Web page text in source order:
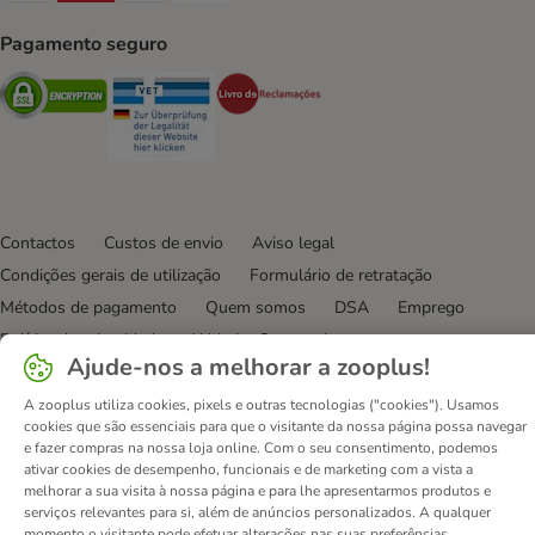
Pagamento seguro
Security Security
Contactos Custos de envio
Aviso legal
Condições gerais de utilização
Formulário de retratação
Métodos de pagamento
Quem somos DSA
Emprego
Política de privacidade
Website Corporativo
Declaração de acessibilidade
© zooplus SE 2026
Ajude-nos a melhorar a zooplus!
A zooplus utiliza cookies, pixels e outras tecnologias ("cookies"). Usamos
cookies que são essenciais para que o visitante da nossa página possa navegar
e fazer compras na nossa loja online. Com o seu consentimento, podemos
ativar cookies de desempenho, funcionais e de marketing com a vista a
melhorar a sua visita à nossa página e para lhe apresentarmos produtos e
serviços relevantes para si, além de anúncios personalizados. A qualquer